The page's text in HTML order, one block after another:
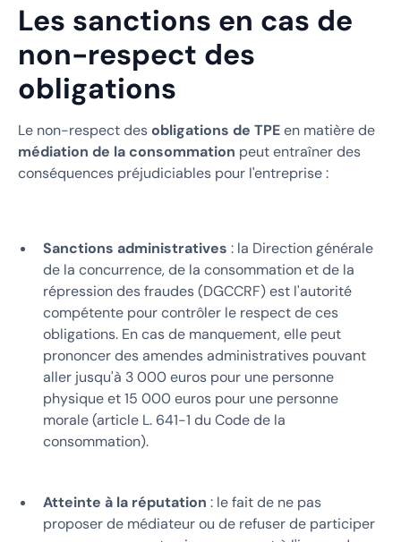
Les sanctions en cas de
non-respect des
obligations
Le non-respect desobligations de TPEen matière de
médiation de la consommation peut entraîner des
conséquences préjudiciables pour l'entreprise :
Sanctions administratives : la Direction générale
de la concurrence, de la consommation et de la
répression des fraudes (DGCCRF) est l'autorité
compétente pour contrôler le respect de ces
obligations. En cas de manquement, elle peut
prononcer des amendes administratives pouvant
aller jusqu'à 3 000 euros pour une personne
physique et 15 000 euros pour une personne
morale (article L. 641-1 du Code de la
consommation).
Atteinte à la réputation : le fait de ne pas
proposer de médiateur ou de refuser de participer